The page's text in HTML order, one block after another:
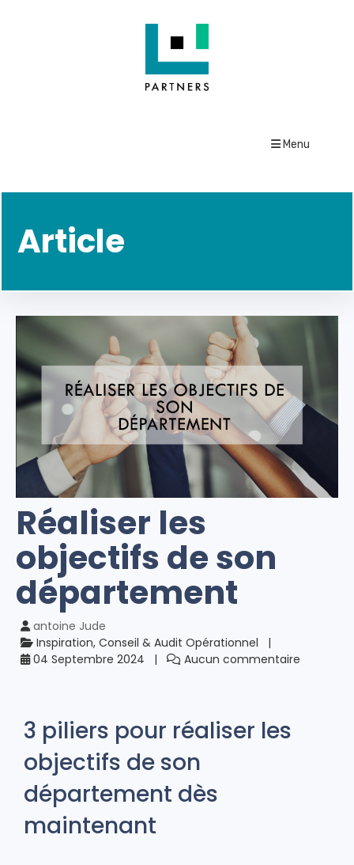
Menu
Article
Réaliser les
objectifs de son
département
antoine Jude
Inspiration, Conseil & Audit Opérationnel
04 Septembre 2024
Aucun commentaire
3 piliers pour réaliser les
objectifs de son
département dès
maintenant